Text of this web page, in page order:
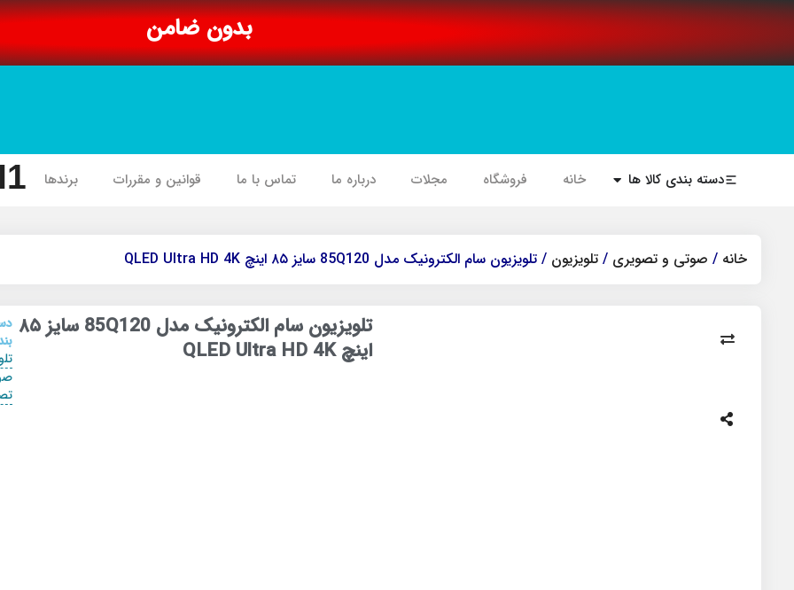
بدون ضامن
دسته بندی کالا ها خانه فروشگاه مجلات درباره ما تماس با ما قوانین و مقررات برندها
خانه / صوتی و تصویری / تلویزیون / تلویزیون سام الکترونیک مدل 85Q120 سایز ۸۵ اینچ QLED Ultra HD 4K
تلویزیون سام الکترونیک مدل 85Q120 سایز ۸۵
اینچ QLED Ultra HD 4K